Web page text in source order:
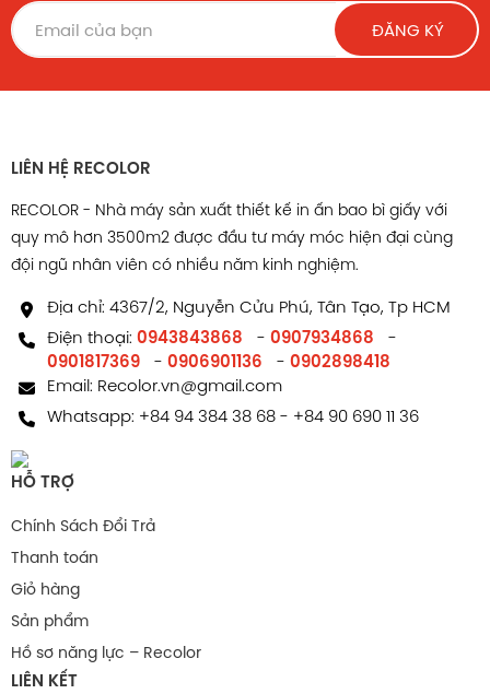
ĐĂNG KÝ
LIÊN HỆ RECOLOR
RECOLOR - Nhà máy sản xuất thiết kế in ấn bao bì giấy với
quy mô hơn 3500m2 được đầu tư máy móc hiện đại cùng
đội ngũ nhân viên có nhiều năm kinh nghiệm.
Địa chỉ: 4367/2, Nguyễn Cửu Phú, Tân Tạo, Tp HCM
Điện thoại: 0943843868 - 0907934868
-
0901817369
- 0906901136 - 0902898418
Email: Recolor.vn@gmail.com
Whatsapp: +84 94 384 38 68- +84 90 690 11 36
HỖ TRỢ
Chính Sách Đổi Trả
Thanh toán
Giỏ hàng
Sản phẩm
Hồ sơ năng lực – Recolor
LIÊN KẾT